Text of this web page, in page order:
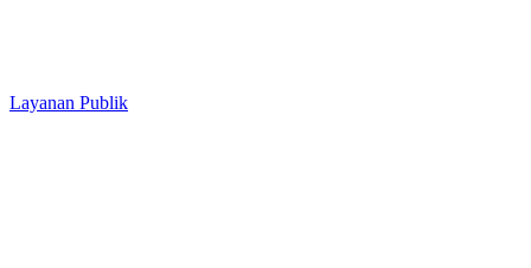
Layanan Publik